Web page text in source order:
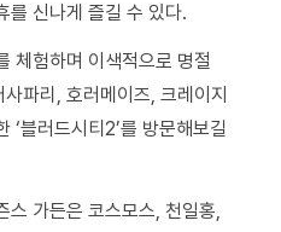
를 신나게 즐길 수 있다.
체험하며 이색적으로 명절
파리, 호러메이즈, 크레이지
‘블러드시티2’를 방문해보길
스 가든은 코스모스, 천일홍,